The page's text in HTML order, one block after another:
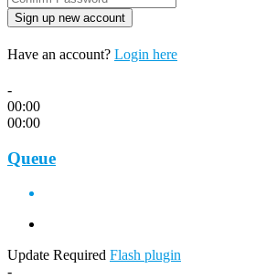
Have an account? Login here
-
00:00
00:00
Queue
Update Required Flash plugin
-